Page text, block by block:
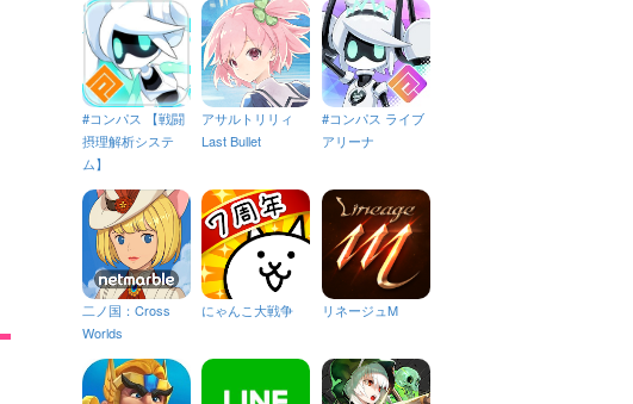
#コンパス 【戦闘
摂理解析システ
ム】
アサルトリリィ
Last Bullet
#コンパス ライブ
アリーナ
二ノ国：Cross
Worlds
にゃんこ大戦争 リネージュM